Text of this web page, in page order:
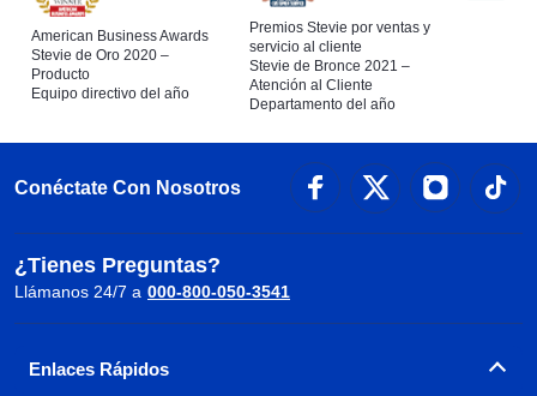
American Business Awards
Stevie de Oro 2020 –
Producto
Equipo directivo del año
Premios Stevie por ventas y
servicio al cliente
Stevie de Bronce 2021 –
Atención al Cliente
Departamento del año
Conéctate Con Nosotros
¿Tienes Preguntas?
Llámanos 24/7 a 000-800-050-3541
Enlaces Rápidos